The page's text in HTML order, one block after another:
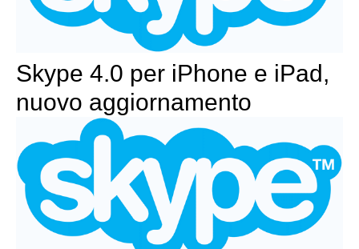
Skype 4.0 per iPhone e iPad,
nuovo aggiornamento